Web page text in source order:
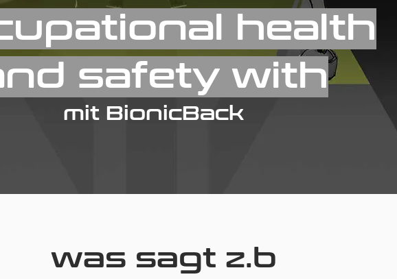
health
safety with
mit BionicBack
was sagt z.b